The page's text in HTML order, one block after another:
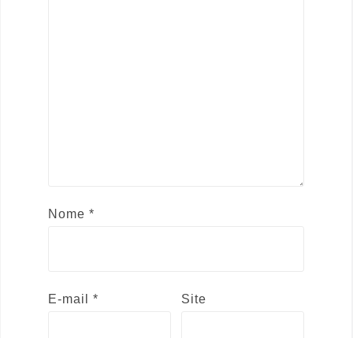
Nome *
E-mail * Site